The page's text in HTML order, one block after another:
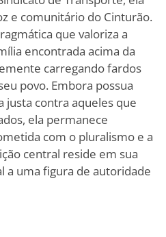
e comunitário do Cinturão.
que valoriza a
encontrada acima da
carregando fardos
povo. Embora possua
justa contra aqueles que
ela permanece
com o pluralismo e a
central reside em sua
a uma figura de autoridade